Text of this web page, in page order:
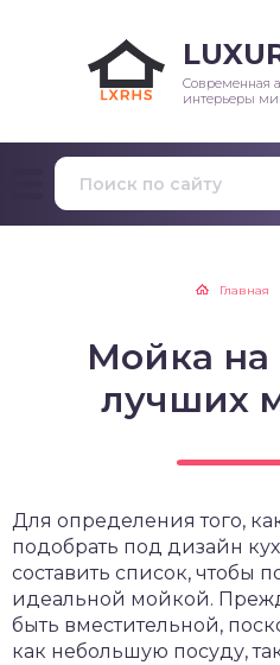
Современная
интерьеры
Главная
Мойка на
лучших
Для определения того,
подобрать под дизайн
составить список, чтобы
идеальной мойкой.
быть вместительной,
как небольшую посуду,